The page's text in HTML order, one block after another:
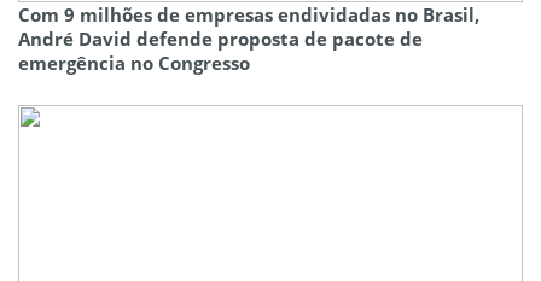
Com 9 milhões de empresas endividadas no Brasil,
André David defende proposta de pacote de
emergência no Congresso